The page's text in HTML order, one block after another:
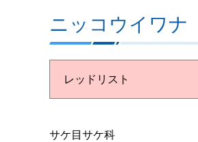
ニッコウイワナ
レッドリスト
サケ目サケ科